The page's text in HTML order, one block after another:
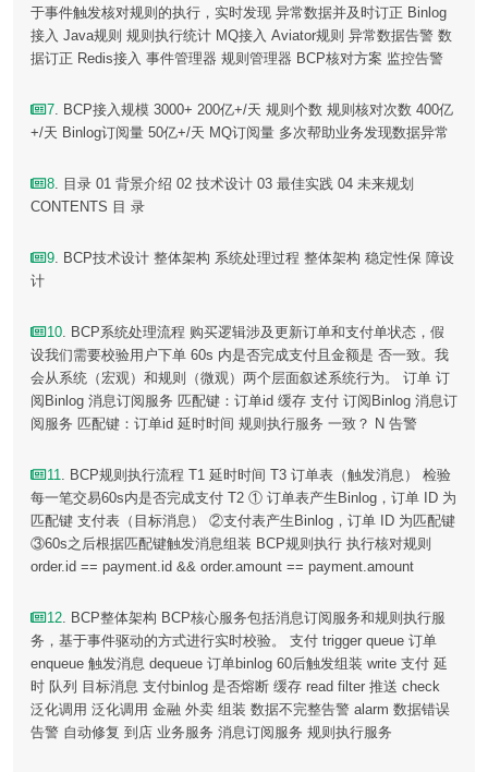
于事件触发核对规则的执行，实时发现 异常数据并及时订正 Binlog
接入 Java规则 规则执行统计 MQ接入 Aviator规则 异常数据告警 数
据订正 Redis接入 事件管理器 规则管理器 BCP核对方案 监控告警
7. BCP接入规模 3000+ 200亿+/天 规则个数 规则核对次数 400亿
+/天 Binlog订阅量 50亿+/天 MQ订阅量 多次帮助业务发现数据异常
8. 目录 01 背景介绍 02 技术设计 03 最佳实践 04 未来规划
CONTENTS 目 录
9. BCP技术设计 整体架构 系统处理过程 整体架构 稳定性保 障设
计
10. BCP系统处理流程 购买逻辑涉及更新订单和支付单状态，假
设我们需要校验用户下单 60s 内是否完成支付且金额是 否一致。我
会从系统（宏观）和规则（微观）两个层面叙述系统行为。 订单 订
阅Binlog 消息订阅服务 匹配键：订单id 缓存 支付 订阅Binlog 消息订
阅服务 匹配键：订单id 延时时间 规则执行服务 一致？ N 告警
11. BCP规则执行流程 T1 延时时间 T3 订单表（触发消息） 检验
每一笔交易60s内是否完成支付 T2 ① 订单表产生Binlog，订单 ID 为
匹配键 支付表（目标消息） ②支付表产生Binlog，订单 ID 为匹配键
③60s之后根据匹配键触发消息组装 BCP规则执行 执行核对规则
order.id == payment.id && order.amount == payment.amount
12. BCP整体架构 BCP核心服务包括消息订阅服务和规则执行服
务，基于事件驱动的方式进行实时校验。 支付 trigger queue 订单
enqueue 触发消息 dequeue 订单binlog 60后触发组装 write 支付 延
时 队列 目标消息 支付binlog 是否熔断 缓存 read filter 推送 check
泛化调用 泛化调用 金融 外卖 组装 数据不完整告警 alarm 数据错误
告警 自动修复 到店 业务服务 消息订阅服务 规则执行服务